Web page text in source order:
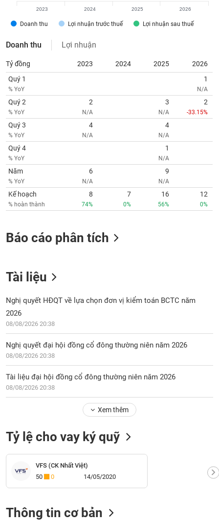
Doanh thu Lợi nhuận trước thuế Lợi nhuận sau thuế
2023 2024 2025 2026
Doanh thu Lợi nhuận
Tỷ đồng 2023 2024 2025
2026
Quý 1
% YoY
1
N/A
Quý 2
% YoY
2
N/A
3
N/A
2
-33.15%
Quý 3
% YoY
4
N/A
4
N/A
Quý 4
% YoY
1
N/A
Năm
% YoY
6
N/A
9
N/A
Kế hoạch
% hoàn thành
8
74%
7
0%
16
56%
12
0%
Báo cáo phân tích
Tài liệu
Nghị quyết HĐQT về lựa chọn đơn vị kiểm toán BCTC năm
2026
08/08/2026 20:38
Nghị quyết đại hội đồng cổ đông thường niên năm 2026
08/08/2026 20:38
Tài liệu đại hội đồng cổ đông thường niên năm 2026
08/08/2026 20:38
Xem thêm
Tỷ lệ cho vay ký quỹ
VFS (CK Nhất Việt)
50
0 14/05/2020
Thông tin cơ bản